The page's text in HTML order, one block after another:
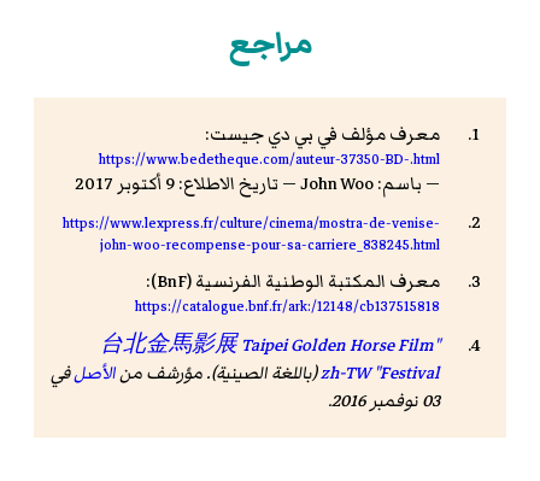
مراجع
معرف مؤلف في بي دي جيست:
https://www.bedetheque.com/auteur-37350-BD-.html
— باسم: John Woo — تاريخ الاطلاع: 9 أكتوبر 2017
https://www.lexpress.fr/culture/cinema/mostra-de-venise-
john-woo-recompense-pour-sa-carriere_838245.html
معرف المكتبة الوطنية الفرنسية (BnF):
https://catalogue.bnf.fr/ark:/12148/cb137515818
"台北金馬影展 Taipei Golden Horse Film
Festival"
zh-TW(باللغة الصينية). مؤرشف منالأصلفي
03 نوفمبر 2016.